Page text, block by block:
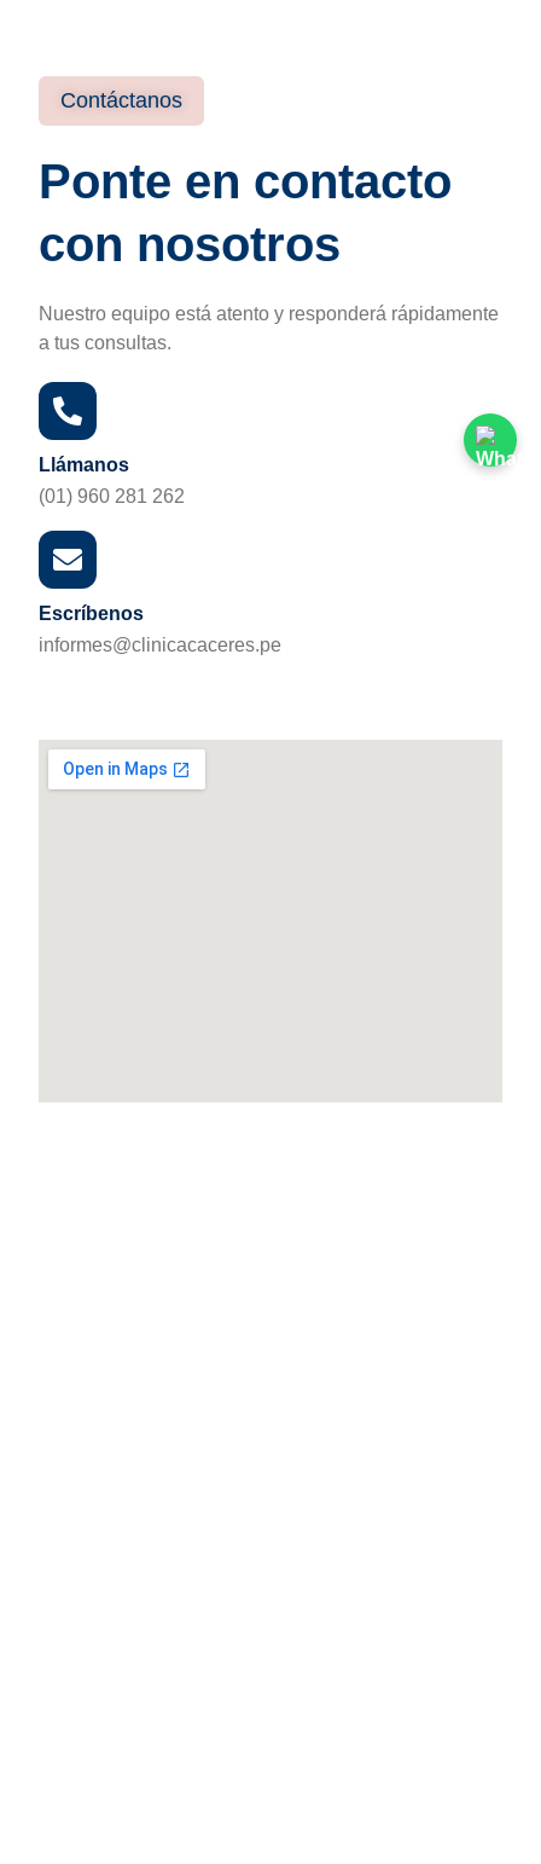
Contáctanos
Ponte en contacto
con nosotros
Nuestro equipo está atento y responderá rápidamente
a tus consultas.
Llámanos
(01) 960 281 262
Escríbenos
informes@clinicacaceres.pe